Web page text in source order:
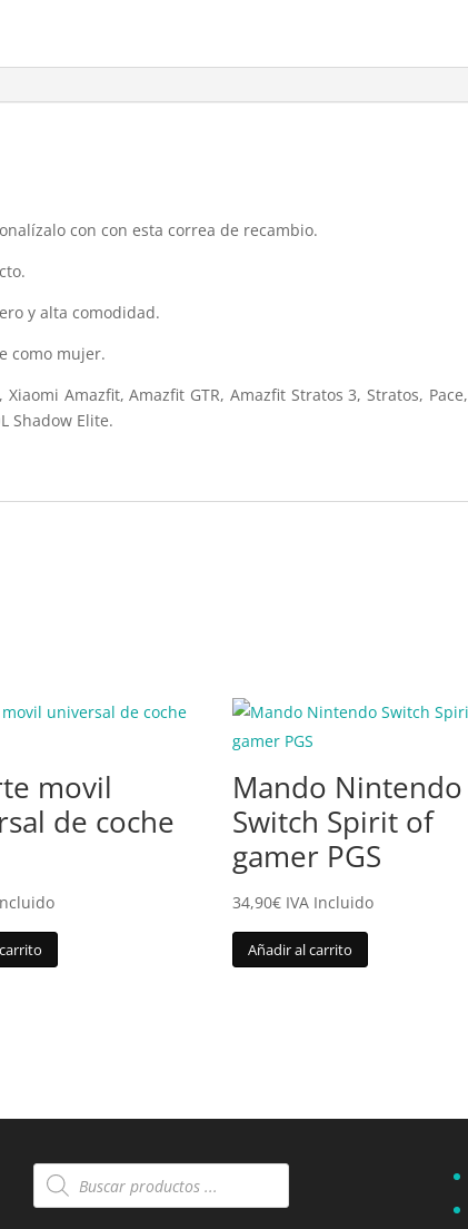
con con esta correa de recambio.
y alta comodidad.
como mujer.
Amazfit, Amazfit GTR, Amazfit Stratos 3, Stratos,
Shadow Elite.
movil
de coche
Mando Nintendo
Switch Spirit of
gamer PGS
34,90€ IVA Incluido
Añadir al carrito
Búsqueda
de